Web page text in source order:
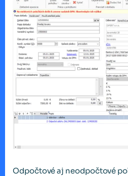
Odpočtové aj neodpočtové